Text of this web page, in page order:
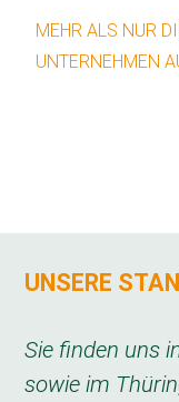
MEHR ALS NUR
UNTERNEHMEN
UNSERE
Sie finden uns
sowie im